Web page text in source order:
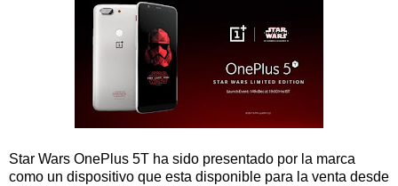
Star Wars OnePlus 5T ha sido presentado por la marca
como un dispositivo que esta disponible para la venta desde